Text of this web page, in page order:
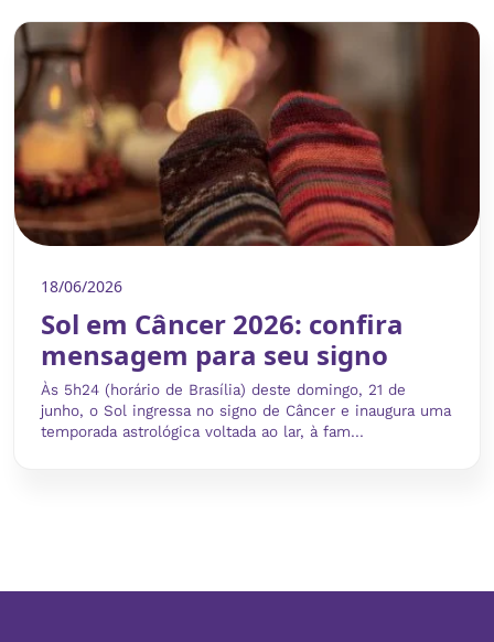
18/06/2026
Sol em Câncer 2026: confira
mensagem para seu signo
Às 5h24 (horário de Brasília) deste domingo, 21 de
junho, o Sol ingressa no signo de Câncer e inaugura uma
temporada astrológica voltada ao lar, à fam...